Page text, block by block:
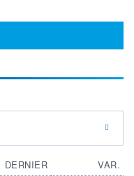
89,5
90,0
90,5
91,5
DERNIER
VAR.